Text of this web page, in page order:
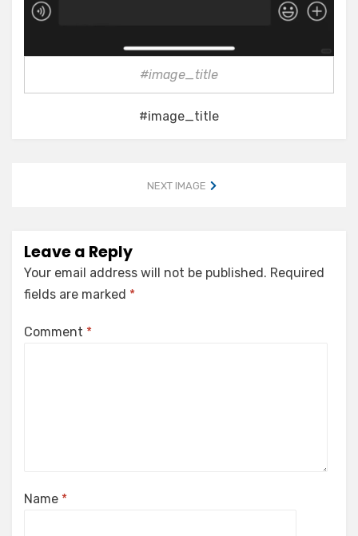
#image_title
#image_title
NEXT IMAGE
Leave a Reply
Your email address will not be published. Required
fields are marked *
Comment *
Name *